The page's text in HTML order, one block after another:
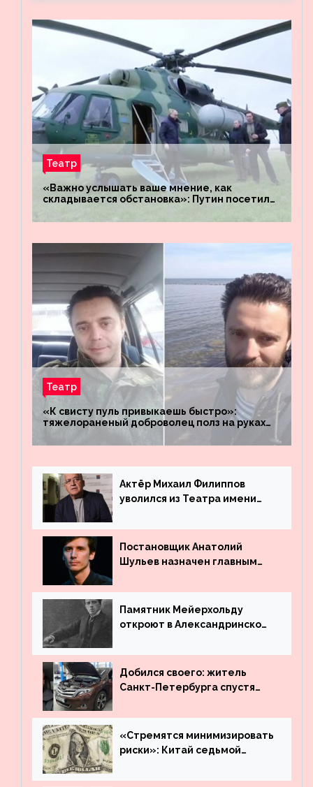
Театр
«Важно услышать ваше мнение, как
складывается обстановка»: Путин посетил
«Восток»
Театр
«К свисту пуль привыкаешь быстро»:
тяжелораненый доброволец полз на руках
четыре километра через заминированное
поле
Актёр Михаил Филиппов
уволился из Театра имени
Постановщик Анатолий
Шульев назначен главным
Вахтангова
Памятник Мейерхольду
откроют в Александринском
Добился своего: житель
Санкт-Петербурга спустя
угнанную в Казахстан
машину
«Стремятся минимизировать
риски»: Китай седьмой
деньги из американского